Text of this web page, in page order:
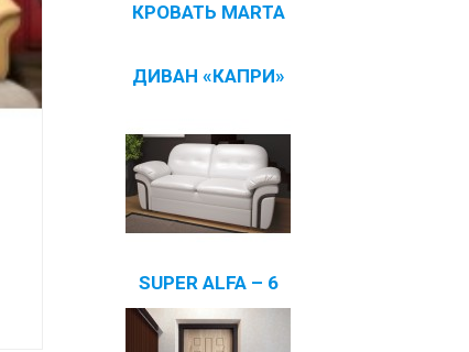
КРОВАТЬ MARTA
ДИВАН «КАПРИ»
SUPER ALFA – 6